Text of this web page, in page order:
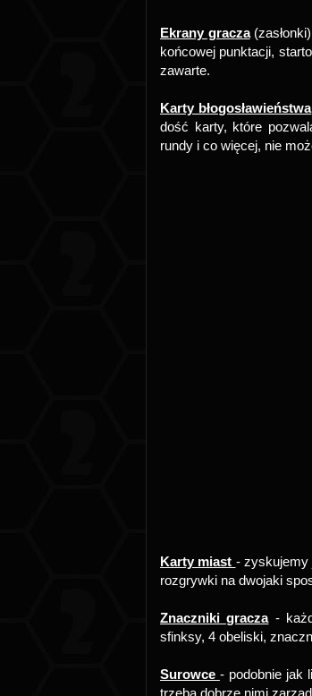
Ekrany gracza
końcowej punktacji,
zawarte.
Karty błogosławieństwa
dość karty, które
rundy i co więcej, nie
Karty miast - zyskujemy
rozgrywki na dwojaki
Znaczniki gracza-
sfinksy, 4 obeliski,
Surowce - podobnie jak
trzeba dobrze nimi